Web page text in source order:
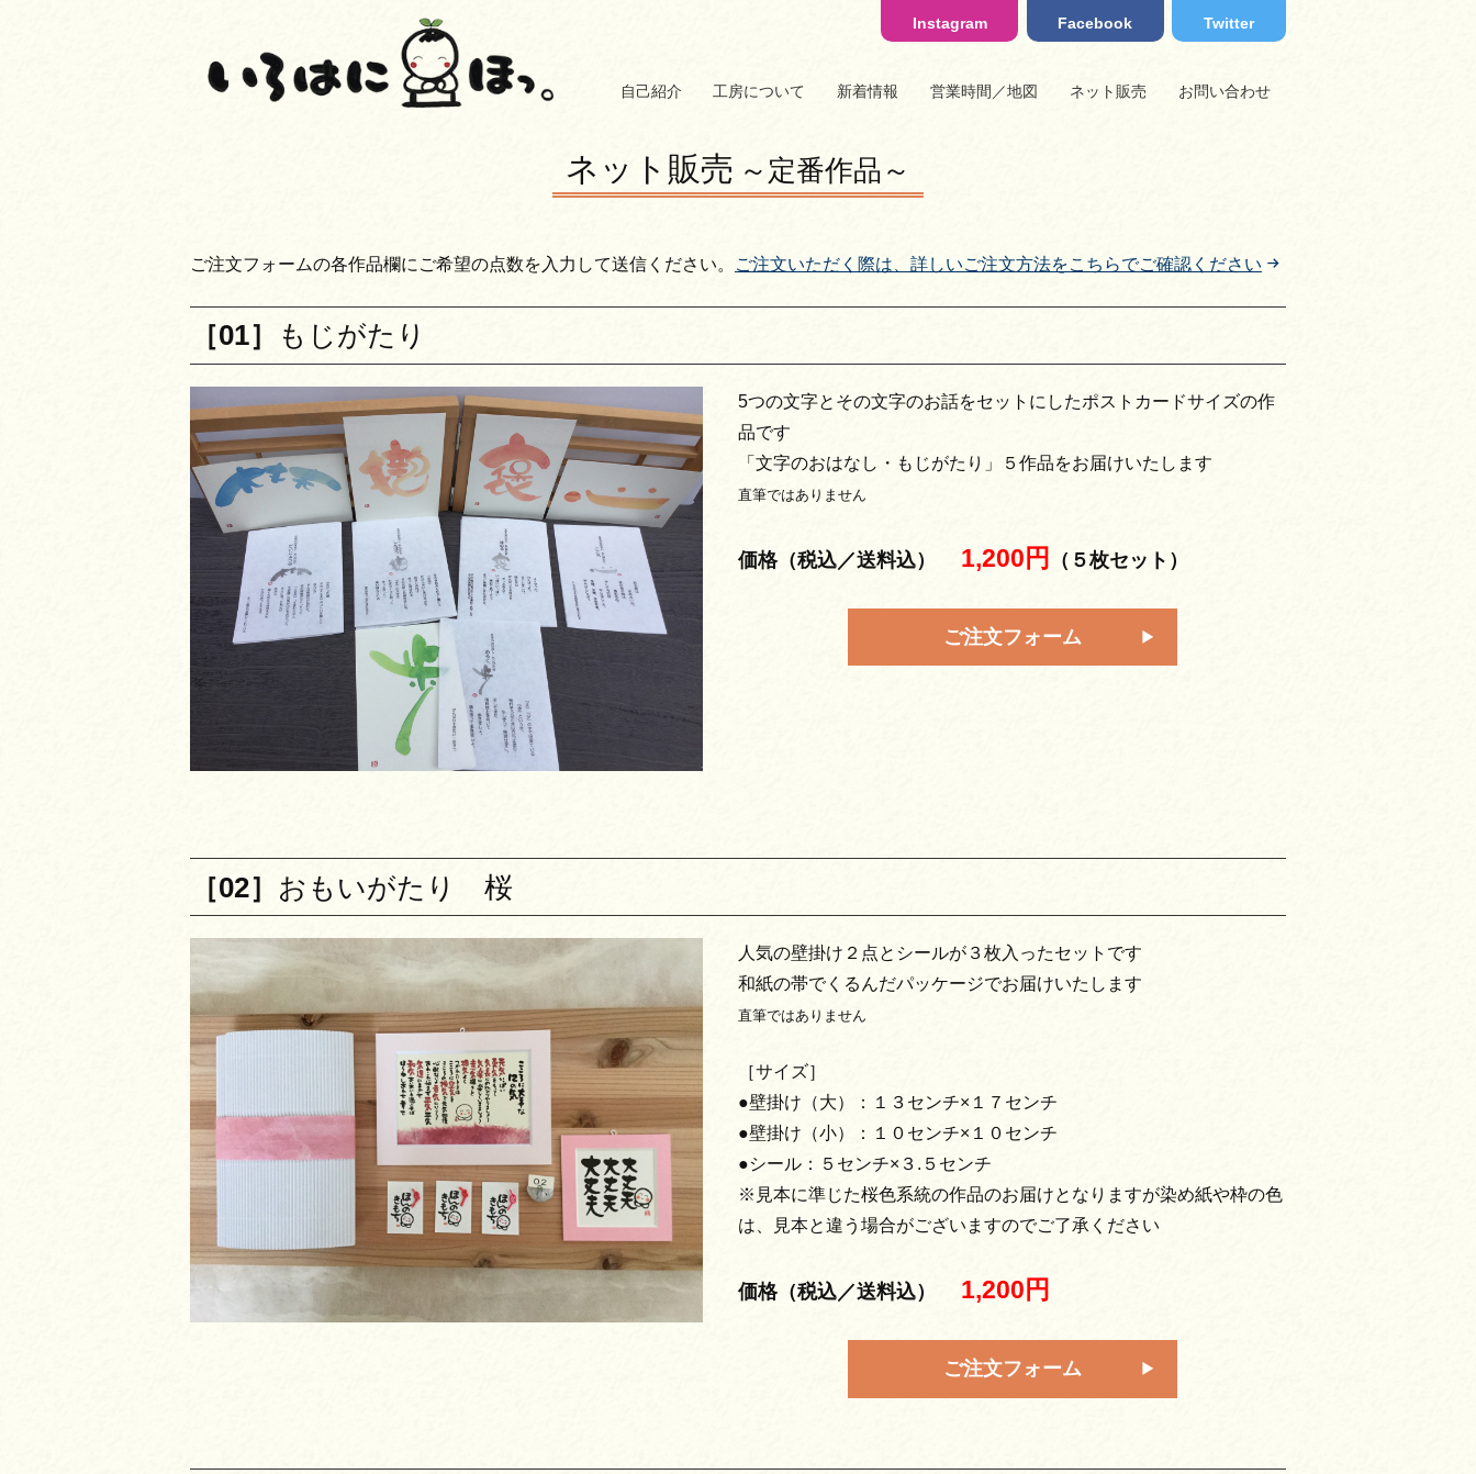
Instagram Facebook Twitter
自己紹介 工房について 新着情報 営業時間／地図 ネット販売 お問い合わせ
ネット販売 ～定番作品～
ご注文フォームの各作品欄にご希望の点数を入力して送信ください。 ご注文いただく際は、詳しいご注文方法をこちらでご確認ください
［01］ もじがたり
5つの文字とその文字のお話をセットにしたポストカードサイズの作
品です
「文字のおはなし・もじがたり」５作品をお届けいたします
直筆ではありません
価格（税込／送料込） 1,200円 （５枚セット）
ご注文フォーム
［02］ おもいがたり 桜
人気の壁掛け２点とシールが３枚入ったセットです
和紙の帯でくるんだパッケージでお届けいたします
直筆ではありません
［サイズ］
●壁掛け（大）：１３センチ×１７センチ
●壁掛け（小）：１０センチ×１０センチ
●シール：５センチ×３.５センチ
※見本に準じた桜色系統の作品のお届けとなりますが染め紙や枠の色
は、見本と違う場合がございますのでご了承ください
価格（税込／送料込） 1,200円
ご注文フォーム